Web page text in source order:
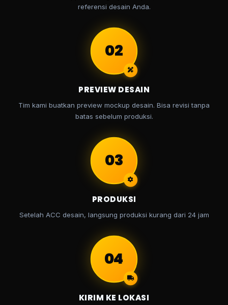
referensi desain Anda.
02
PREVIEW DESAIN
Tim kami buatkan preview mockup desain. Bisa revisi tanpa
batas sebelum produksi.
03
PRODUKSI
Setelah ACC desain, langsung produksi kurang dari 24 jam
04
KIRIM KE LOKASI